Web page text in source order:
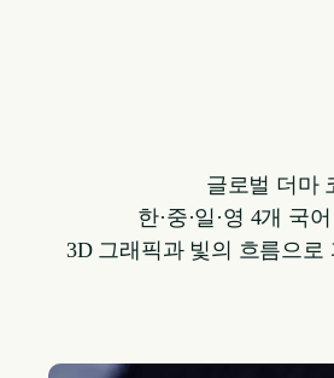
글로벌 더마
한·중·일·영 4개
3D 그래픽과 빛의 흐름으